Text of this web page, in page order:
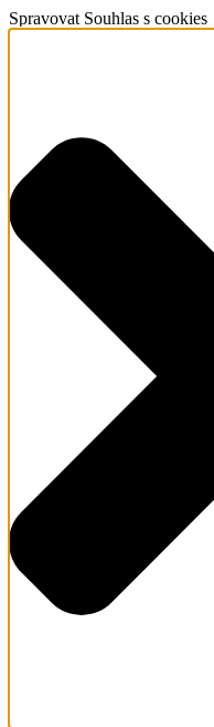
Spravovat Souhlas s cookies